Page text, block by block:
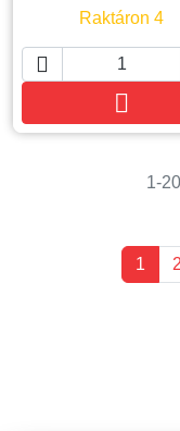
Raktáron 4


1-
1 2